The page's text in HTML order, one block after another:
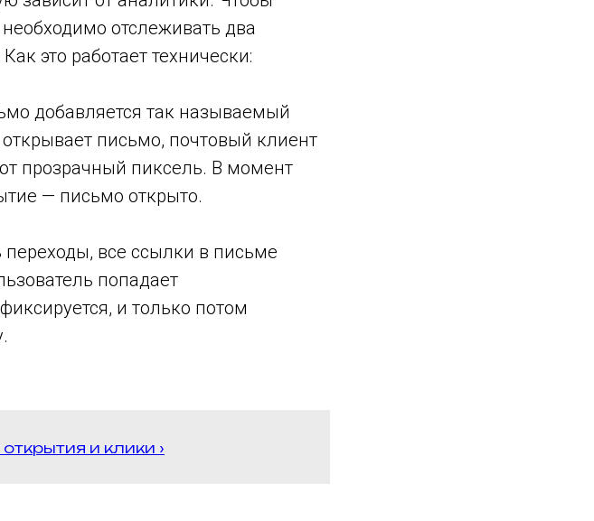
отслеживать два
Как это работает технически:
добавляется так называемый
письмо, почтовый клиент
прозрачный пиксель. В момент
— письмо открыто.
переходы, все ссылки в письме
попадает
и только потом
и клики ›